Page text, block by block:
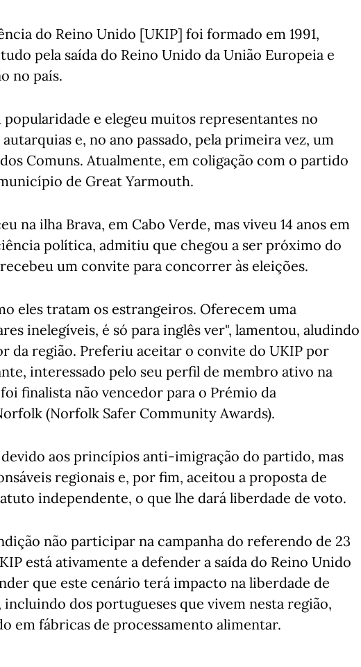
do Reino Unido [UKIP] foi formado em 1991,
pela saída do Reino Unido da União Europeia e
no país.
popularidade e elegeu muitos representantes no
e, no ano passado, pela primeira vez, um
Comuns. Atualmente, em coligação com o partido
de Great Yarmouth.
na ilha Brava, em Cabo Verde, mas viveu 14 anos em
política, admitiu que chegou a ser próximo do
um convite para concorrer às eleições.
eles tratam os estrangeiros. Oferecem uma
inelegíveis, é só para inglês ver", lamentou, aludindo
da região. Preferiu aceitar o convite do UKIP por
interessado pelo seu perfil de membro ativo na
finalista não vencedor para o Prémio da
(Norfolk Safer Community Awards).
aos princípios anti-imigração do partido, mas
regionais e, por fim, aceitou a proposta de
independente, o que lhe dará liberdade de voto.
não participar na campanha do referendo de 23
está ativamente a defender a saída do Reino Unido
que este cenário terá impacto na liberdade de
dos portugueses que vivem nesta região,
em fábricas de processamento alimentar.